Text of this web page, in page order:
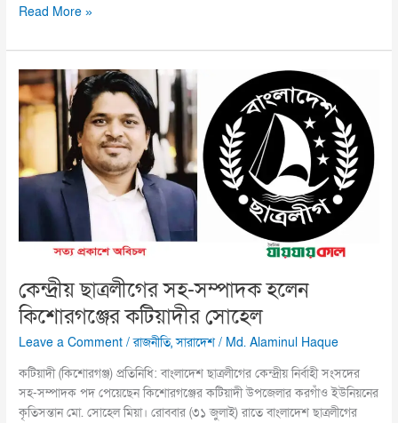
Read More »
কেন্দ্রীয় ছাত্রলীগের সহ-সম্পাদক হলেন
কিশোরগঞ্জের কটিয়াদীর সোহেল
Leave a Comment /রাজনীতি,সারাদেশ / Md. Alaminul Haque
কটিয়াদী (কিশোরগঞ্জ) প্রতিনিধি: বাংলাদেশ ছাত্রলীগের কেন্দ্রীয় নির্বাহী সংসদের
সহ-সম্পাদক পদ পেয়েছেন কিশোরগঞ্জের কটিয়াদী উপজেলার করগাঁও ইউনিয়নের
কৃতিসন্তান মো. সোহেল মিয়া। রোববার (৩১ জুলাই) রাতে বাংলাদেশ ছাত্রলীগের
কেন্দ্রীয়
ছাত্রলীগের
সহ-
সম্পাদক
হলেন
কিশোরগঞ্জের
কটিয়াদীর
সোহেল